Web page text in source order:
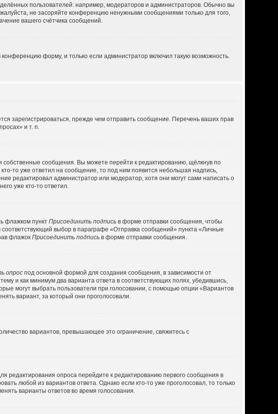
пользователей: например, модераторов и администраторов. Обычно вы
не засоряйте конференцию ненужными сообщениями только для того,
вашего счётчика сообщений.
форму, и только если администратор включил такую возможность.
зарегистрироваться, прежде чем отправить сообщение. Перечень ваших прав
и т. п.
сообщения. Вы можете перейти к редактированию, щёлкнув по
то уже ответил на сообщение, то под ним появится небольшая надпись,
редактировал администратор или модератор, хотя они могут сами написать о
уже кто-то ответил.
флажком пунктПрисоединить подпись в форме отправки сообщения, чтобы
выбор в параграфе «Отправка сообщений» пункта «Личные
флажокПрисоединить подпись в форме отправки сообщения.
опрос под основной формой для создания сообщения, в зависимости от
и как минимум два варианта ответа в соответствующих полях, убедившись,
могут выбрать пользователи при голосовании, с помощью опции «Вариантов
вариант, за который они проголосовали.
вариантов, превышающее это ограничение, свяжитесь с
редактирования опроса перейдите к редактированию первого сообщения в
любой из вариантов ответа. Однако если кто-то уже проголосовал, то только
варианты ответов во время голосования.